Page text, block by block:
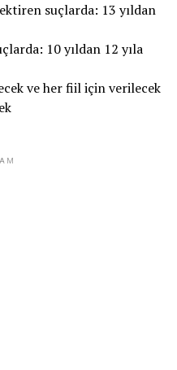
suçlarda: 13 yıldan
10 yıldan 12 yıla
ve her fiil için verilecek